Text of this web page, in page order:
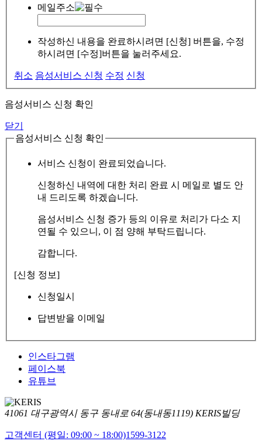
메일주소
작성하신 내용을 완료하시려면 [신청] 버튼을, 수정
하시려면 [수정]버튼을 눌러주세요.
취소 음성서비스 신청 수정 신청
음성서비스 신청 확인
닫기
음성서비스 신청 확인
서비스 신청이 완료되었습니다.
신청하신 내역에 대한 처리 완료 시 메일로 별도 안
내 드리도록 하겠습니다.
음성서비스 신청 증가 등의 이유로 처리가 다소 지
연될 수 있으니, 이 점 양해 부탁드립니다.
감합니다.
[신청 정보]
신청일시
답변받을 이메일
인스타그램
페이스북
유튜브
41061 대구광역시 동구 동내로 64(동내동1119) KERIS빌딩
고객센터 (평일: 09:00 ~ 18:00)1599-3122